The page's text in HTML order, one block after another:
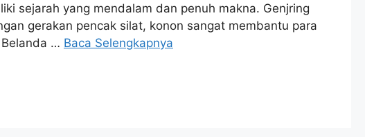
sejarah yang mendalam dan penuh makna. Genjring
gerakan pencak silat, konon sangat membantu para
… Baca Selengkapnya